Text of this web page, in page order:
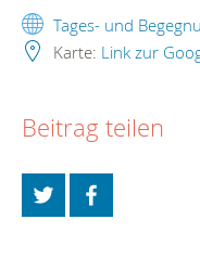
Tages- und
Karte: Link zur
Beitrag teilen